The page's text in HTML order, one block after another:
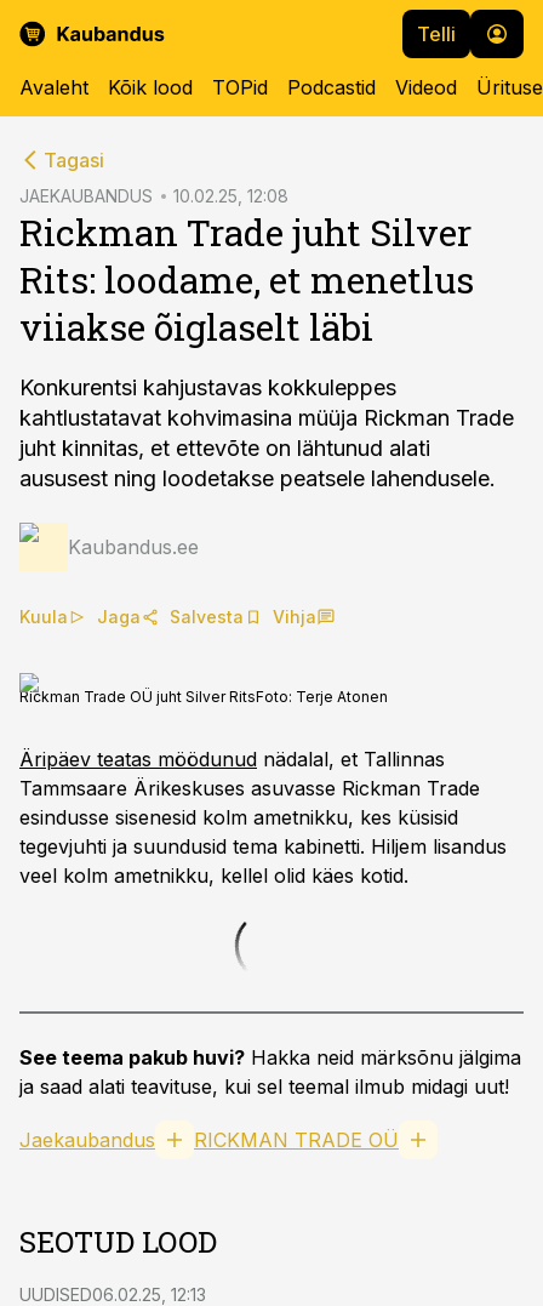
Telli
Avaleht Kõik lood TOPid Podcastid Videod
Tagasi
JAEKAUBANDUS 10.02.25, 12:08
Rickman Trade juht Silver
Rits: loodame, et menetlus
viiakse õiglaselt läbi
Konkurentsi kahjustavas kokkuleppes
kahtlustatavat kohvimasina müüja Rickman Trade
juht kinnitas, et ettevõte on lähtunud alati
aususest ning loodetakse peatsele lahendusele.
Kaubandus.ee
Kuula Jaga Salvesta Vihja
Rickman Trade OÜ juht Silver RitsFoto: Terje Atonen
Äripäev teatas möödunud nädalal, et Tallinnas
Tammsaare Ärikeskuses asuvasse Rickman Trade
esindusse sisenesid kolm ametnikku, kes küsisid
tegevjuhti ja suundusid tema kabinetti. Hiljem lisandus
veel kolm ametnikku, kellel olid käes kotid.
See teema pakub huvi? Hakka neid märksõnu jälgima
ja saad alati teavituse, kui sel teemal ilmub midagi uut!
Jaekaubandus RICKMAN TRADE OÜ
SEOTUD LOOD
UUDISED06.02.25, 12:13